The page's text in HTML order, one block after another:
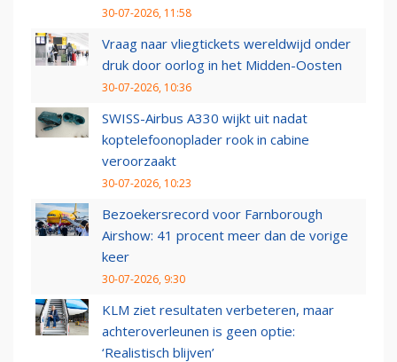
30-07-2026, 11:58
Vraag naar vliegtickets wereldwijd onder
druk door oorlog in het Midden-Oosten
30-07-2026, 10:36
SWISS-Airbus A330 wijkt uit nadat
koptelefoonoplader rook in cabine
veroorzaakt
30-07-2026, 10:23
Bezoekersrecord voor Farnborough
Airshow: 41 procent meer dan de vorige
keer
30-07-2026, 9:30
KLM ziet resultaten verbeteren, maar
achteroverleunen is geen optie:
‘Realistisch blijven’